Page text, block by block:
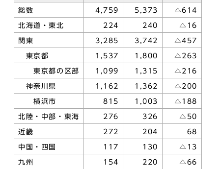
総数 4,759 5,373 △614
北海道・東北 224 240 △16
関東 3,285 3,742 △457
東京都 1,537 1,800 △263
東京都の区部 1,099 1,315 △216
神奈川県 1,162 1,362 △200
横浜市 815 1,003 △188
北陸・中部・東海 276 326 △50
近畿 272 204 68
中国・四国 117 130 △13
九州 154 220 △66